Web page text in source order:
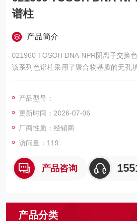
谱柱
产品简介
021960 TOSOH DNA-NPR阴离子交
该系列色谱柱采用了聚合物基质的无孔
析时间为5～10分钟，可获得与TSKgel
很高。007165 TOSOH SP-2SW阳离子
产品型号：
更新时间：2026-07-06
厂商性质：经销商
访问量：119
产品咨询
产品分类